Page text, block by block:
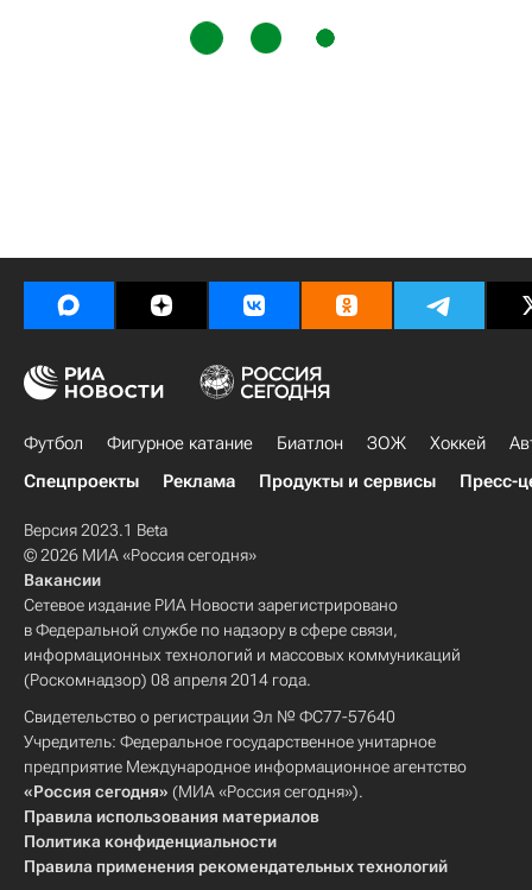
Футбол Фигурное катание Биатлон ЗОЖ Хоккей
Спецпроекты
Реклама Продукты и сервисы Пресс-
Версия 2023.1 Beta
© 2026 МИА «Россия сегодня»
Вакансии
Сетевое издание РИА Новости зарегистрировано
в Федеральной службе по надзору в сфере связи,
информационных технологий и массовых коммуникаций
(Роскомнадзор) 08 апреля 2014 года.
Свидетельство о регистрации Эл № ФС77-57640
Учредитель: Федеральное государственное унитарное
предприятие Международное информационное агентство
«Россия сегодня» (МИА «Россия сегодня»).
Правила использования материалов
Политика конфиденциальности
Правила применения рекомендательных технологий